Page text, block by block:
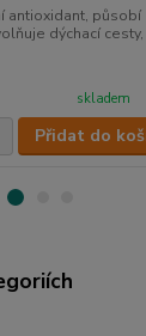
antioxidant, působí
dýchací cesty,
skladem
Přidat do